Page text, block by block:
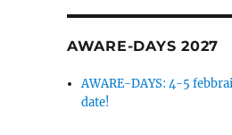
AWARE-DAYS 2027
AWARE-DAYS: 4-5
date!